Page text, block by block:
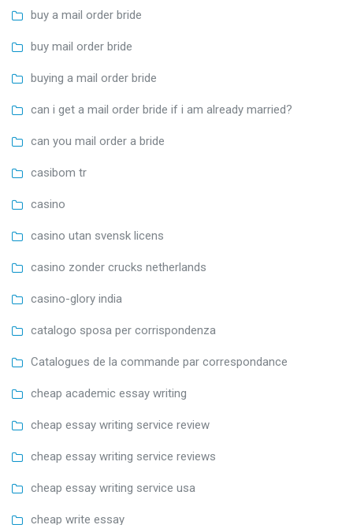
buy a mail order bride
buy mail order bride
buying a mail order bride
can i get a mail order bride if i am already married?
can you mail order a bride
casibom tr
casino
casino utan svensk licens
casino zonder crucks netherlands
casino-glory india
catalogo sposa per corrispondenza
Catalogues de la commande par correspondance
cheap academic essay writing
cheap essay writing service review
cheap essay writing service reviews
cheap essay writing service usa
cheap write essay